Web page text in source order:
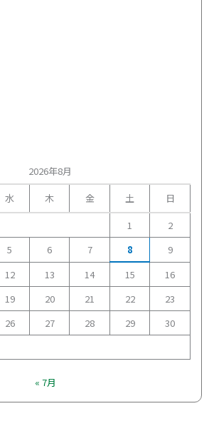
2026年8月
水 木 金 土
日
1
2
5 6 7 8
9
12 13 14 15
16
19 20 21 22
23
26 27 28 29
30
« 7月